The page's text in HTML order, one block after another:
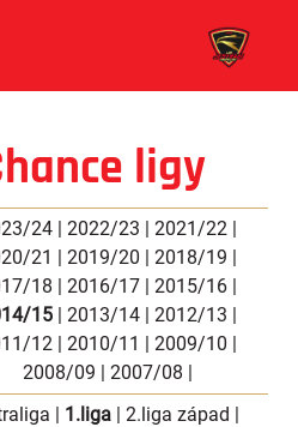
ligy
24| 2022/23 | 2021/22|
21 | 2019/20 | 2018/19 |
18 | 2016/17| 2015/16|
15| 2013/14| 2012/13 |
12| 2010/11 | 2009/10 |
2008/09 | 2007/08 |
| 1.liga| 2.liga západ |